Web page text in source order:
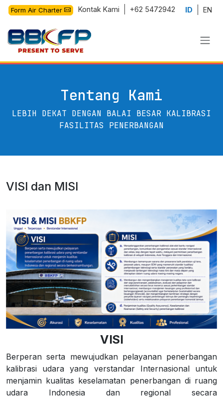
Form Air Charter Kontak Kami +62 5472942 ID EN
Tentang Kami
LEBIH DEKAT DENGAN BALAI BESAR KALIBRASI
FASILITAS PENERBANGAN
VISI dan MISI
VISI
Berperan serta mewujudkan pelayanan penerbangan
kalibrasi udara yang verstandar Internasional untuk
menjamin kualitas keselamatan penerbangan di ruang
udara Indonesia dan regional secara